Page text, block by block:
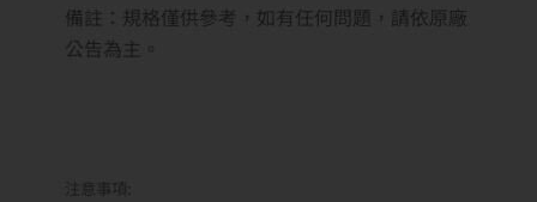
備註：規格僅供參考，如有任何問題，請依原廠
公告為主。
注意事項: